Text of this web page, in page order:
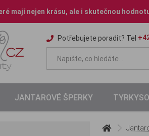
mají nejen krásu, ale i skutečnou
Potřebujete poradit? Tel
JANTAROVÉ ŠPERKY